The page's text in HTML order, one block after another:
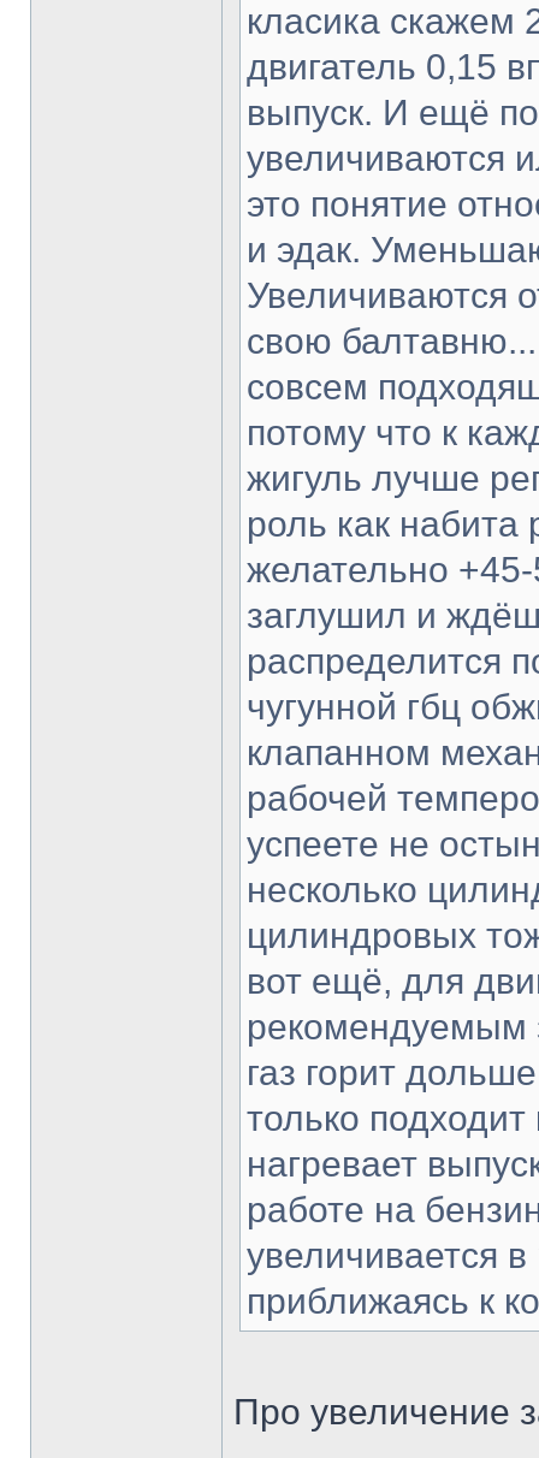
класика скажем
двигатель 0,15
выпуск. И ещё
увеличиваются
это понятие
и эдак.
Увеличиваются
свою
совсем
потому что к
жигуль лучше
роль как набита
желательно +45-
заглушил и
распределится
чугунной гбц
клапанном
рабочей
успеете не
несколько
цилиндровых
вот ещё, для
рекомендуемым
газ горит
только
нагревает
работе на
увеличивается
приближаясь к
Про увеличение